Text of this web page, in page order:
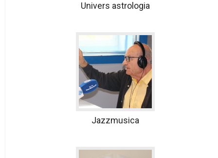
Univers astrologia
Jazzmusica